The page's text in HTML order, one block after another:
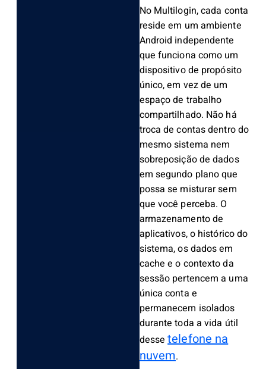
No Multilogin, cada conta
reside em um ambiente
Android independente
que funciona como um
dispositivo de propósito
único, em vez de um
espaço de trabalho
compartilhado. Não há
troca de contas dentro do
mesmo sistema nem
sobreposição de dados
em segundo plano que
possa se misturar sem
que você perceba. O
armazenamento de
aplicativos, o histórico do
sistema, os dados em
cache e o contexto da
sessão pertencem a uma
única conta e
permanecem isolados
durante toda a vida útil
dessetelefone na
nuvem.